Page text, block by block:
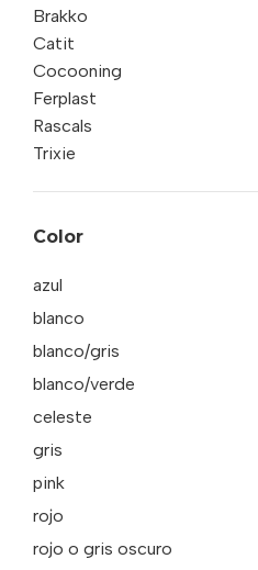
Brakko
Catit
Cocooning
Ferplast
Rascals
Trixie
Color
azul
blanco
blanco/gris
blanco/verde
celeste
gris
pink
rojo
rojo o gris oscuro